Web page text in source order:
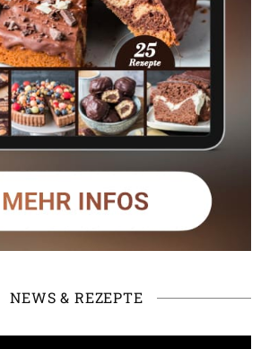
NEWS & REZEPTE